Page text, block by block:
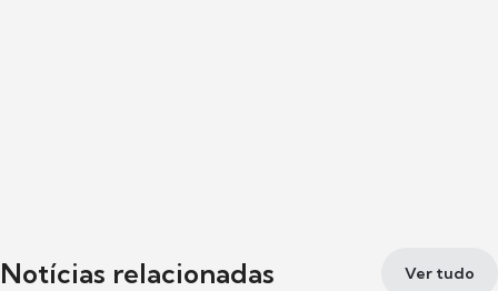
Notícias relacionadas Ver tudo